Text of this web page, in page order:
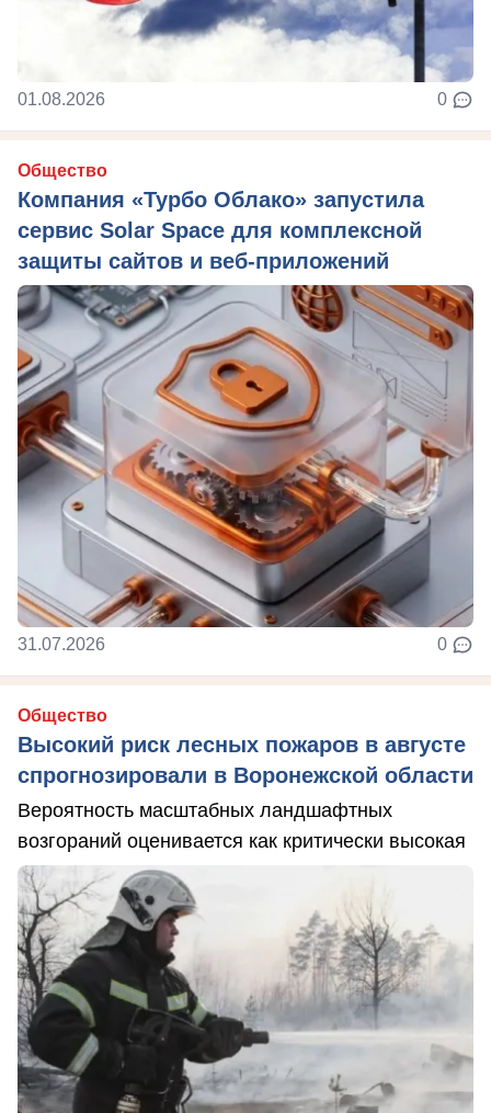
01.08.2026 0
Общество
Компания «Турбо Облако» запустила
сервис Solar Space для комплексной
защиты сайтов и веб-приложений
31.07.2026 0
Общество
Высокий риск лесных пожаров в августе
спрогнозировали в Воронежской области
Вероятность масштабных ландшафтных
возгораний оценивается как критически высокая